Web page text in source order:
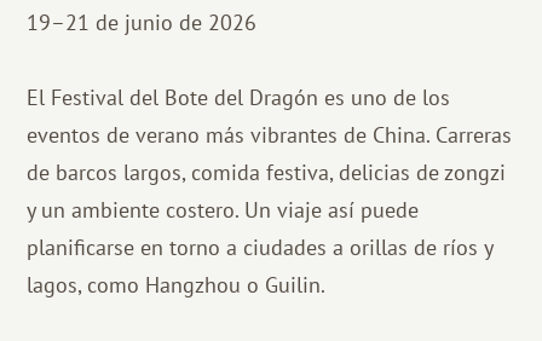
19–21 de junio de 2026
El Festival del Bote del Dragón es uno de los
eventos de verano más vibrantes de China. Carreras
de barcos largos, comida festiva, delicias de zongzi
y un ambiente costero. Un viaje así puede
planificarse en torno a ciudades a orillas de ríos y
lagos, como Hangzhou o Guilin.